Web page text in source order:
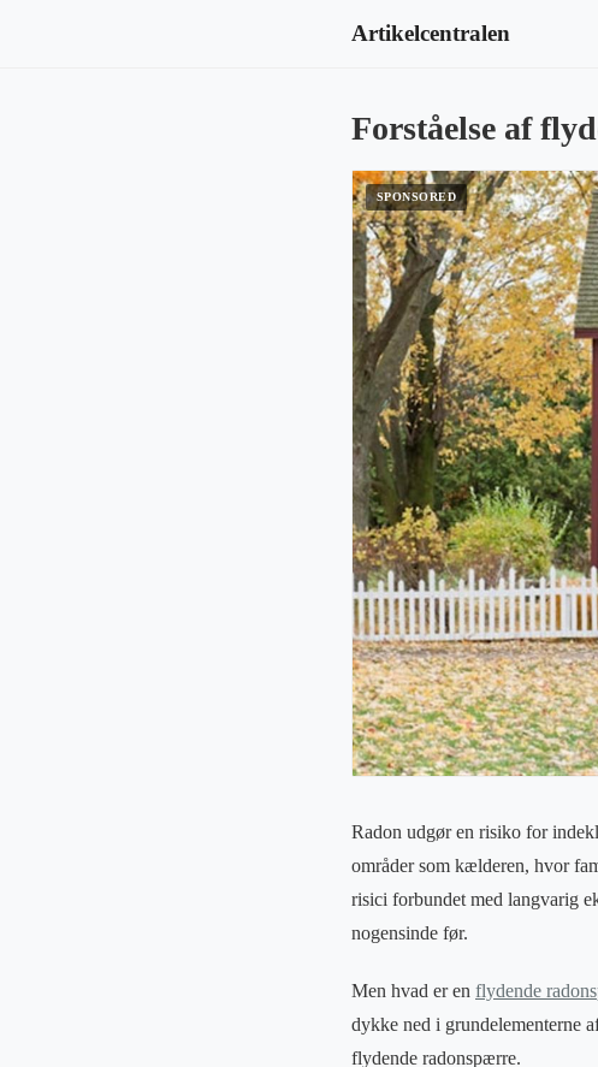
Artikelcentralen
Forståelse af
Radon udgør en risiko for
områder som kælderen, hvor
risici forbundet med langvarig
nogensinde før.
Men hvad er en flydende
dykke ned i grundelementerne
flydende radonspærre.